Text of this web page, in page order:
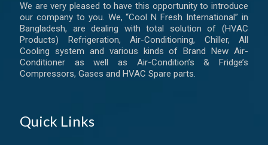
We are very pleased to have this opportunity to introduce
our company to you. We, “Cool N Fresh International” in
Bangladesh, are dealing with total solution of (HVAC
Products) Refrigeration, Air-Conditioning, Chiller, All
Cooling system and various kinds of Brand New Air-
Conditioner as well as Air-Condition’s & Fridge’s
Compressors, Gases and HVAC Spare parts.
Quick Links